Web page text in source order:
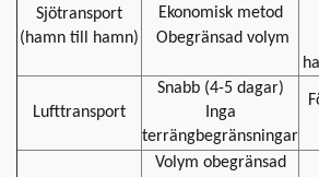
Sjötransport
(hamn till hamn)
Ekonomisk metod
Obegränsad volym
Lufttransport
Snabb (4-5 dagar)
Inga
terrängbegränsningar
Volym obegränsad